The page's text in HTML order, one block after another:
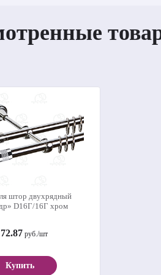
штор двухрядный
D16Г/16Г хром
72.87 руб./шт
Купить